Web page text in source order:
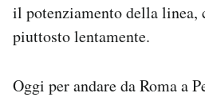
il potenziamento della linea,
piuttosto lentamente.
Oggi per andare da Roma a